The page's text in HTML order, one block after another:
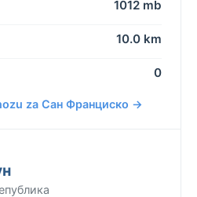
1012 mb
10.0 km
0
za Сан Франциско →